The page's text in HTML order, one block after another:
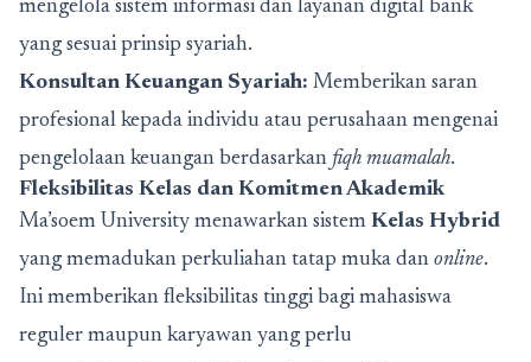
mengelola sistem informasi dan layanan digital bank
yang sesuai prinsip syariah.
Konsultan Keuangan Syariah: Memberikan saran
profesional kepada individu atau perusahaan mengenai
pengelolaan keuangan berdasarkan fiqh muamalah.
Fleksibilitas Kelas dan Komitmen Akademik
Ma’soem University menawarkan sistem Kelas Hybrid
yang memadukan perkuliahan tatap muka dan online.
Ini memberikan fleksibilitas tinggi bagi mahasiswa
reguler maupun karyawan yang perlu